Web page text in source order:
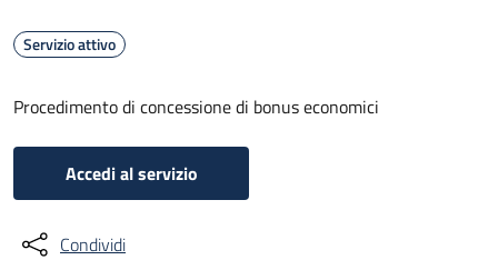
Servizio attivo
Procedimento di concessione di bonus economici
Accedi al servizio
Condividi